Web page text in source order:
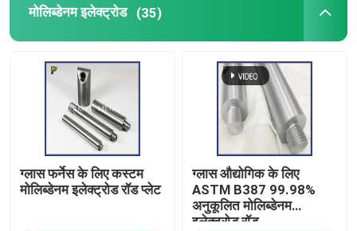
मोलिब्डेनम इलेक्ट्रोड (35)
ग्लास फर्नेस के लिए कस्टम
मोलिब्डेनम इलेक्ट्रोड रॉड प्लेट
ग्लास औद्योगिक के लिए
ASTM B387 99.98%
अनुकूलित मोलिब्डेनम
इलेक्ट्रोड रॉड